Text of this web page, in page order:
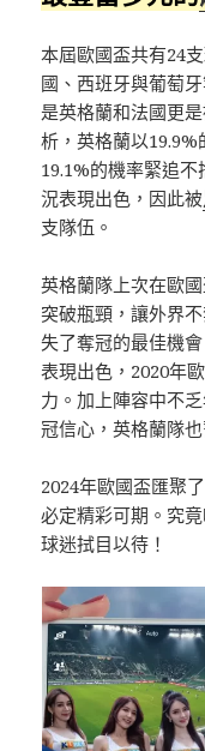
本屆歐國盃共有24
國、西班牙與葡萄
是英格蘭和法國更
析，英格蘭以
19.1%的機率緊追
況表現出色，因此被
支隊伍。
英格蘭隊上次在歐
突破瓶頸，讓外界
失了奪冠的最佳機
表現出色，2020年
力。加上陣容中不
冠信心，英格蘭隊
2024年歐國盃匯聚
必定精彩可期。究
球迷拭目以待！